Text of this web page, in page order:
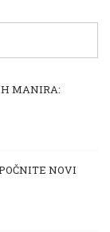
MANIRA:
NOVI